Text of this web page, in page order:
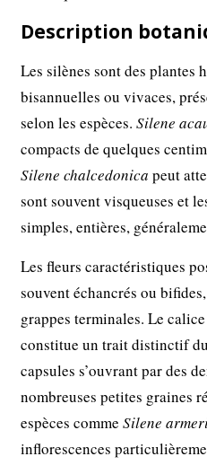
Description
Les silènes sont des plantes
bisannuelles ou vivaces,
selon les espèces.Silene
compacts de quelques
Silene chalcedonica peut
sont souvent visqueuses et
simples, entières,
Les fleurs caractéristiques
souvent échancrés ou
grappes terminales. Le
constitue un trait distinctif
capsules s’ouvrant par des
nombreuses petites graines
espèces commeSilene
inflorescences